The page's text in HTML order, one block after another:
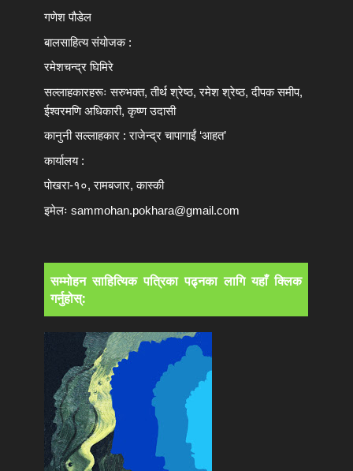
गणेश पौडेल
बालसाहित्य संयोजक :
रमेशचन्द्र घिमिरे
सल्लाहकारहरूः सरुभक्त, तीर्थ श्रेष्ठ, रमेश श्रेष्ठ, दीपक समीप,
ईश्वरमणि अधिकारी, कृष्ण उदासी
कानुनी सल्लाहकार : राजेन्द्र चापागाईं ‘आहत’
कार्यालय :
पोखरा-१०, रामबजार, कास्की
इमेलःsammohan.pokhara@gmail.com
सम्मोहन साहित्यिक पत्रिका पढ्नका लागि यहाँ क्लिक
गर्नुहोस्: